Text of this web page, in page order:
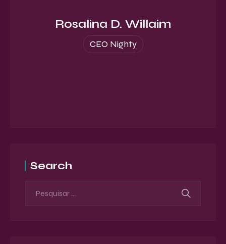
Rosalina D. Willaim
CEO Nighty
Search